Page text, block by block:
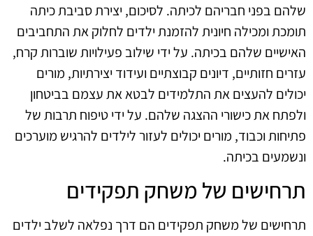
שלהם בפני חבריהם לכיתה. לסיכום, יצירת סביבת כיתה
תומכת ומכילה חיונית להזמנת ילדים לחלוק את התחביבים
האישיים שלהם בכיתה. על ידי שילוב פעילויות שוברות קרח,
עזרים חזותיים, דיונים קבוצתיים ועידוד יצירתיות, מורים
יכולים להעצים את התלמידים לבטא את עצמם בביטחון
ולפתח את כישורי ההצגה שלהם. על ידי טיפוח תרבות של
פתיחות וכבוד, מורים יכולים לעזור לילדים להרגיש מוערכים
ונשמעים בכיתה.
תרחישים של משחק תפקידים
תרחישים של משחק תפקידים הם דרך נפלאה לשלב ילדים